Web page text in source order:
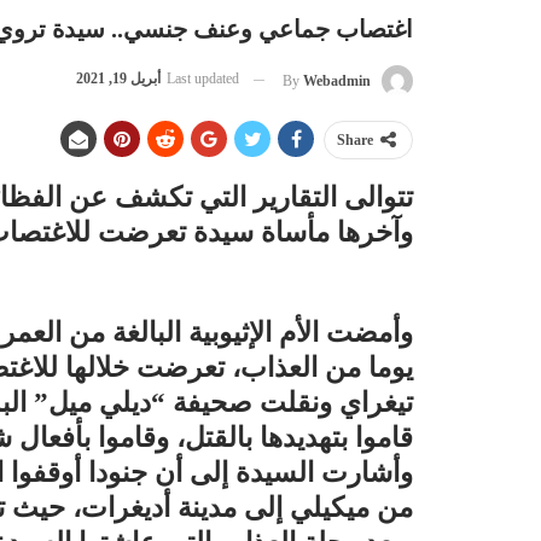
اغتصاب جماعي وعنف جنسي.. سيدة تروي
By Webadmin
Last updated أبريل 19, 2021
Share
تتوالى التقارير التي تكشف عن
وآخرها مأساة سيدة تعرضت للاغتصاب 11
تيغراي ونقلت صحيفة “ديلي ميل”
قاموا بتهديدها بالقتل، وقاموا بأفعال
وأشارت السيدة إلى أن جنودا أوقفوا
من ميكيلي إلى مدينة أديغرات، حيث